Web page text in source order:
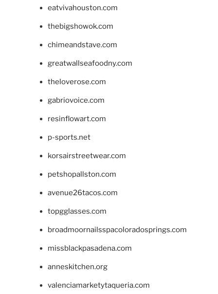
eatvivahouston.com
thebigshowok.com
chimeandstave.com
greatwallseafoodny.com
theloverose.com
gabriovoice.com
resinflowart.com
p-sports.net
korsairstreetwear.com
petshopallston.com
avenue26tacos.com
topgglasses.com
broadmoornailsspacoloradosprings.com
missblackpasadena.com
anneskitchen.org
valenciamarketytaqueria.com